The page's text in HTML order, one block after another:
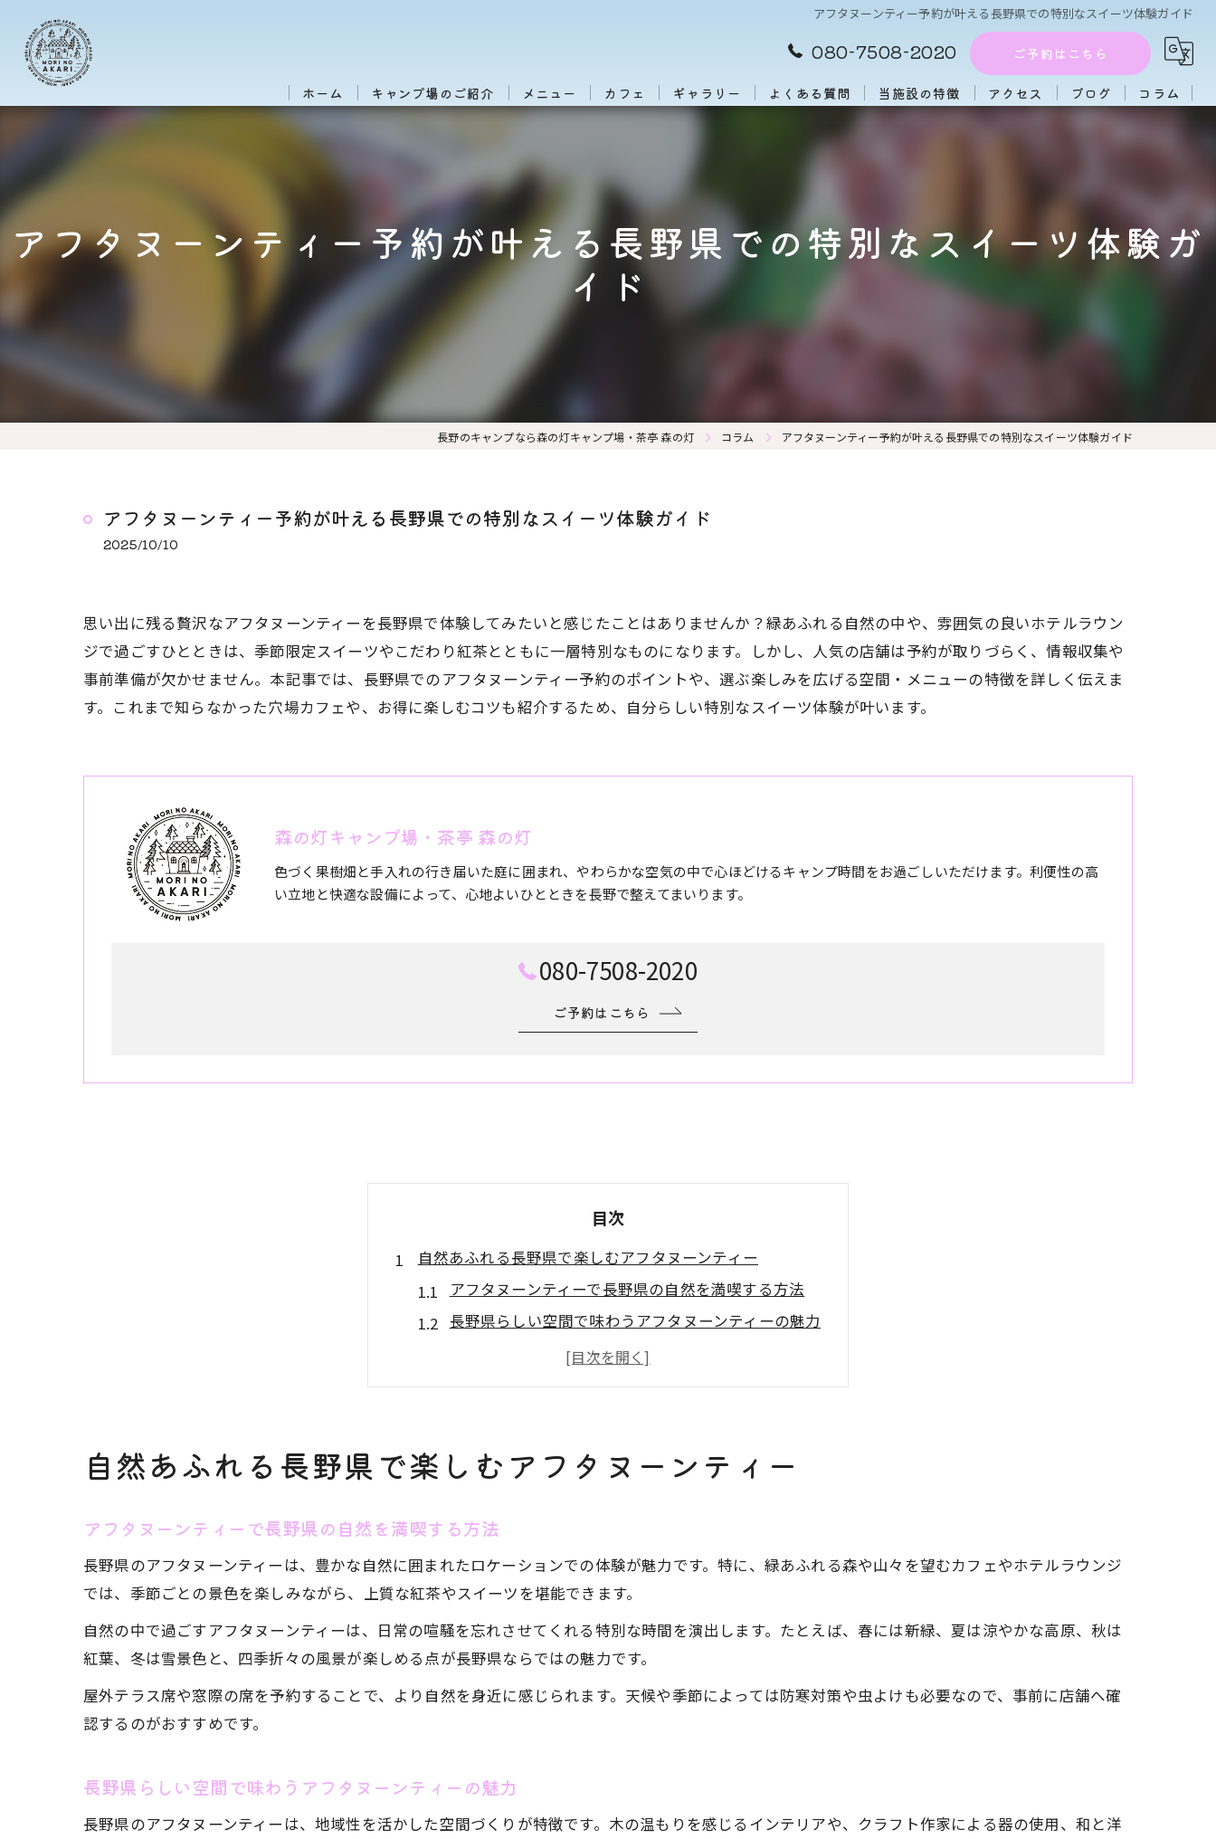
アフタヌーンティー予約が叶える長野県での特別なスイーツ体験ガイド
080-7508-2020 ご予約はこちら
ホーム キャンプ場のご紹介 メニュー カフェ ギャラリー よくある質問 当施設の特徴
団体
アクセス ブログ コラム
アフタヌーンティー予約が叶える長野県での特別なスイーツ体験ガ
イド
長野のキャンプなら森の灯キャンプ場・茶亭 森の灯 コラム アフタヌーンティー予約が叶える長野県での特別なスイーツ体験ガイド
アフタヌーンティー予約が叶える長野県での特別なスイーツ体験ガイド
2025/10/10
思い出に残る贅沢なアフタヌーンティーを長野県で体験してみたいと感じたことはありませんか？緑あふれる自然の中や、雰囲気の良いホテルラウン
ジで過ごすひとときは、季節限定スイーツやこだわり紅茶とともに一層特別なものになります。しかし、人気の店舗は予約が取りづらく、情報収集や
事前準備が欠かせません。本記事では、長野県でのアフタヌーンティー予約のポイントや、選ぶ楽しみを広げる空間・メニューの特徴を詳しく伝えま
す。これまで知らなかった穴場カフェや、お得に楽しむコツも紹介するため、自分らしい特別なスイーツ体験が叶います。
森の灯キャンプ場・茶亭 森の灯
色づく果樹畑と手入れの行き届いた庭に囲まれ、やわらかな空気の中で心ほどけるキャンプ時間をお過ごしいただけます。利便性の高
い立地と快適な設備によって、心地よいひとときを長野で整えてまいります。
080-7508-2020
ご予約はこちら
目次
自然あふれる長野県で楽しむアフタヌーンティー
アフタヌーンティーで長野県の自然を満喫する方法
長野県らしい空間で味わうアフタヌーンティーの魅力
予約で叶う特別な長野県アフタヌーンティー体験
カフェ選びで変わるアフタヌーンティーの楽しみ方
季節限定スイーツを味わう長野の午後時間
季節ごとのアフタヌーンティースイーツの楽しみ方
旬を味わうアフタヌーンティー予約のポイント
季節限定で話題のアフタヌーンティーを体験
長野の自然を感じる季節のアフタヌーンティー
雰囲気自慢の空間で叶える贅沢アフタヌーンティー
アフタヌーンティーが映える長野県の空間選び
雰囲気にこだわったアフタヌーンティー体験
アフタヌーンティーと長野県の特別な空間の関係
アフタヌーンティー予約成功の秘訣を解説
自然あふれる長野県で楽しむアフタヌーンティー
アフタヌーンティーで長野県の自然を満喫する方法
長野県のアフタヌーンティーは、豊かな自然に囲まれたロケーションでの体験が魅力です。特に、緑あふれる森や山々を望むカフェやホテルラウンジ
では、季節ごとの景色を楽しみながら、上質な紅茶やスイーツを堪能できます。
自然の中で過ごすアフタヌーンティーは、日常の喧騒を忘れさせてくれる特別な時間を演出します。たとえば、春には新緑、夏は涼やかな高原、秋は
紅葉、冬は雪景色と、四季折々の風景が楽しめる点が長野県ならではの魅力です。
屋外テラス席や窓際の席を予約することで、より自然を身近に感じられます。天候や季節によっては防寒対策や虫よけも必要なので、事前に店舗へ確
認するのがおすすめです。
長野県らしい空間で味わうアフタヌーンティーの魅力
長野県のアフタヌーンティーは、地域性を活かした空間づくりが特徴です。木の温もりを感じるインテリアや、クラフト作家による器の使用、和と洋